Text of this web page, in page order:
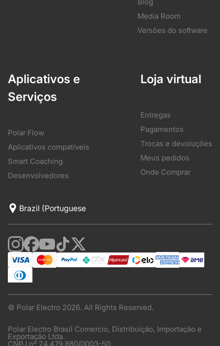
Media Room
Versões do software
Aplicativos e
Serviços
Polar Flow
Aplicativos compatíveis
Smart Coaching
Desenvolvedores
Loja virtual
Entregas
Pagamentos
Trocas e devoluções
Meus pedidos
Onde Comprar
© Polar Electro 2026. All Rights Reserved.
Polar Electro Brasil Comercio, Distribuição, Importação e
Exportação Ltda.
CNPJ nº 24.479.880/0003-50